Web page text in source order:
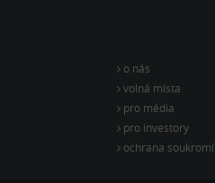
o nás
volná místa
pro média
pro investory
ochrana soukromí